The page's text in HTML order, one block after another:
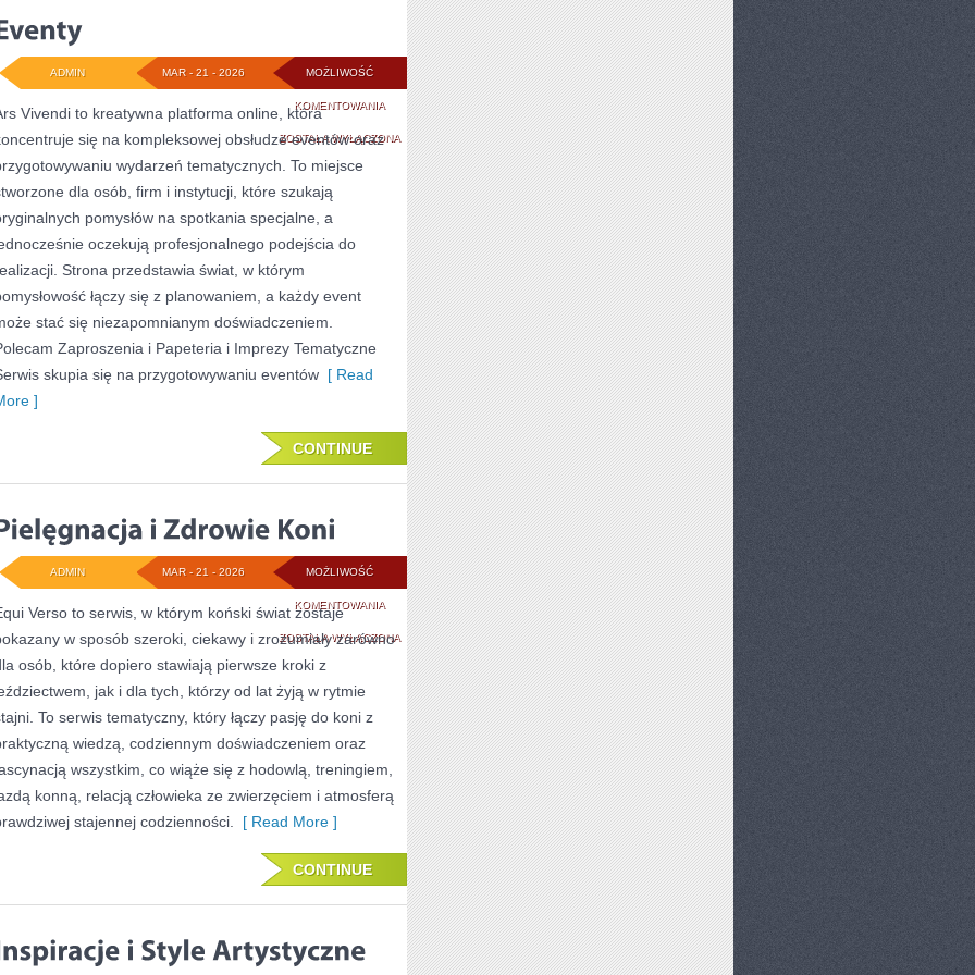
MOŻLIWOŚĆ
KOMENTOWANIAEVENTY
ZOSTAŁA WYŁĄCZONA
MAR - 21 - 2026
ADMIN
Vivendi to kreatywna platforma online, która
się na kompleksowej obsłudze eventów oraz
wydarzeń tematycznych. To miejsce
dla osób, firm i instytucji, które szukają
pomysłów na spotkania specjalne, a
oczekują profesjonalnego podejścia do
Strona przedstawia świat, w którym
łączy się z planowaniem, a każdy event
stać się niezapomnianym doświadczeniem.
Zaproszenia i Papeteria i Imprezy Tematyczne
skupia się na przygotowywaniu eventów [ Read
]
CONTINUE
MOŻLIWOŚĆ
KOMENTOWANIAPIELĘGNACJA
I
ZDROWIE
KONI
ZOSTAŁA WYŁĄCZONA
MAR - 21 - 2026
ADMIN
Verso to serwis, w którym koński świat zostaje
w sposób szeroki, ciekawy i zrozumiały zarówno
osób, które dopiero stawiają pierwsze kroki z
jak i dla tych, którzy od lat żyją w rytmie
To serwis tematyczny, który łączy pasję do koni z
wiedzą, codziennym doświadczeniem oraz
wszystkim, co wiąże się z hodowlą, treningiem,
konną, relacją człowieka ze zwierzęciem i atmosferą
stajennej codzienności.
[ Read More ]
CONTINUE